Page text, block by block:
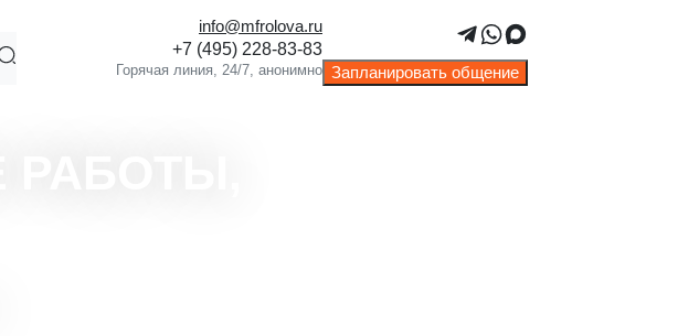
info@mfrolova.ru
Запланировать общение